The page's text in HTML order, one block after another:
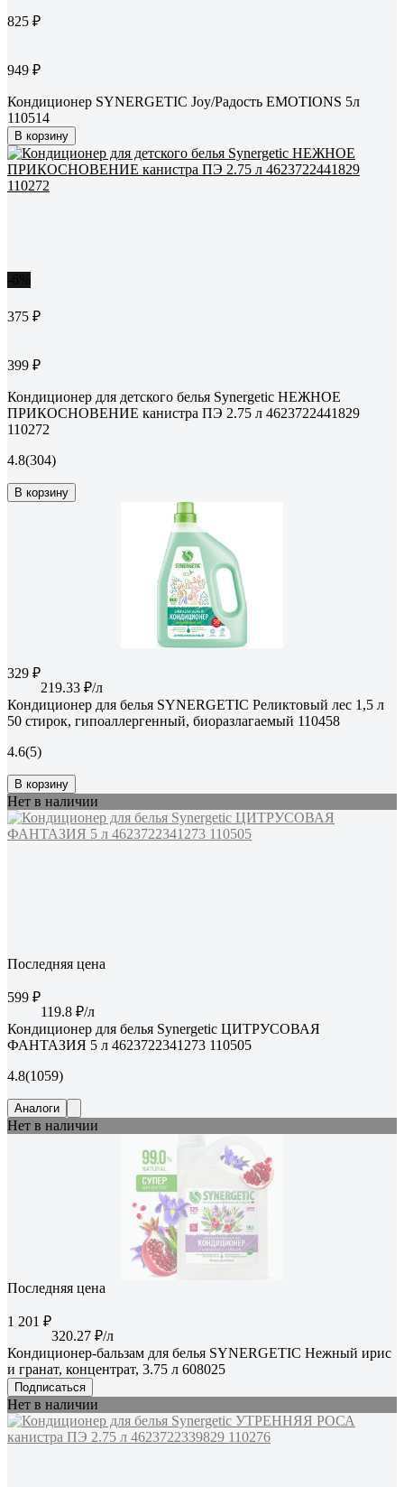
825 ₽
949 ₽
Кондиционер SYNERGETIC Joy/Радость EMOTIONS 5л
110514
В корзину
375 ₽
399 ₽
Кондиционер для детского белья Synergetic НЕЖНОЕ
ПРИКОСНОВЕНИЕ канистра ПЭ 2.75 л 4623722441829
110272
4.8(304)
В корзину
329 ₽
219.33 ₽/л
Кондиционер для белья SYNERGETIC Реликтовый лес 1,5 л
50 стирок, гипоаллергенный, биоразлагаемый 110458
4.6(5)
В корзину
Нет в наличии
Последняя цена
599 ₽
119.8 ₽/л
Кондиционер для белья Synergetic ЦИТРУСОВАЯ
ФАНТАЗИЯ 5 л 4623722341273 110505
4.8(1059)
Аналоги
Нет в наличии
Последняя цена
1 201 ₽
320.27 ₽/л
Кондиционер-бальзам для белья SYNERGETIC Нежный ирис
и гранат, концентрат, 3.75 л 608025
Подписаться
Нет в наличии